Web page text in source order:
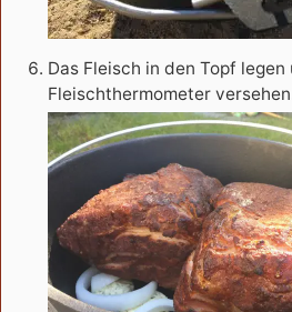
Das Fleisch in den Topf
Fleischthermometer